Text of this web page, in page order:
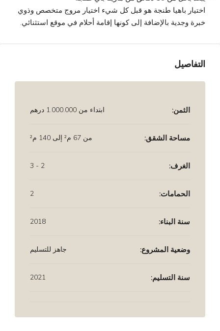
اختيار باهيا طنجة هو قبل كل شيء اختيار مروج متخصص وذوي
خبرة وجدية بالإضافة إلى كونها إقامة أحلام في موقع استثنائي.
التفاصيل
الثمن: ابتداء من
مساحة الشقق: من 67 م² إلى 140 م²
الغرف: 2 - 3
الحمامات: 2
سنة البناء: 2018
وضعية المشروع: جاهز للتسليم
سنة التسليم: 2021